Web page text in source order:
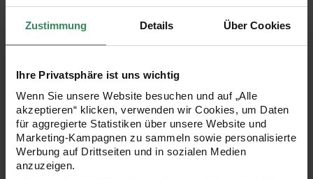
Zustimmung Details Über Cookies
Ihre Privatsphäre ist uns wichtig
Wenn Sie unsere Website besuchen und auf „Alle
akzeptieren“ klicken, verwenden wir Cookies, um Daten
für aggregierte Statistiken über unsere Website und
Marketing-Kampagnen zu sammeln sowie personalisierte
Werbung auf Drittseiten und in sozialen Medien
anzuzeigen.
Dekorieren Sie mit dem YEY! Let’s Party Partydeko-
Sortiment Ihre Feier. Egal ob Kindergeburtstag, Mottoparty,
Ihnen Girlanden, Lampions & Co. in vielen Farben zur
Auswahl.
Blumen aus Wabenpapier mit „Klettverschluss“ zum
Zusammenklappen und Verstauen